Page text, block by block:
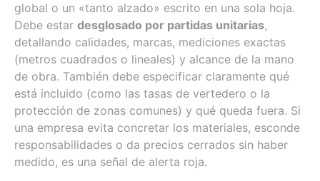
global o un «tanto alzado» escrito en una sola hoja.
Debe estar desglosado por partidas unitarias,
detallando calidades, marcas, mediciones exactas
(metros cuadrados o lineales) y alcance de la mano
de obra. También debe especificar claramente qué
está incluido (como las tasas de vertedero o la
protección de zonas comunes) y qué queda fuera. Si
una empresa evita concretar los materiales, esconde
responsabilidades o da precios cerrados sin haber
medido, es una señal de alerta roja.